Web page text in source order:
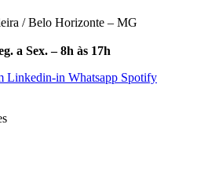
/ Belo Horizonte – MG
a Sex. – 8h às 17h
Linkedin-in Whatsapp Spotify